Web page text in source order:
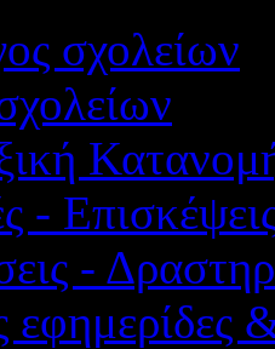
σχολείων
-
-
εφημερίδες